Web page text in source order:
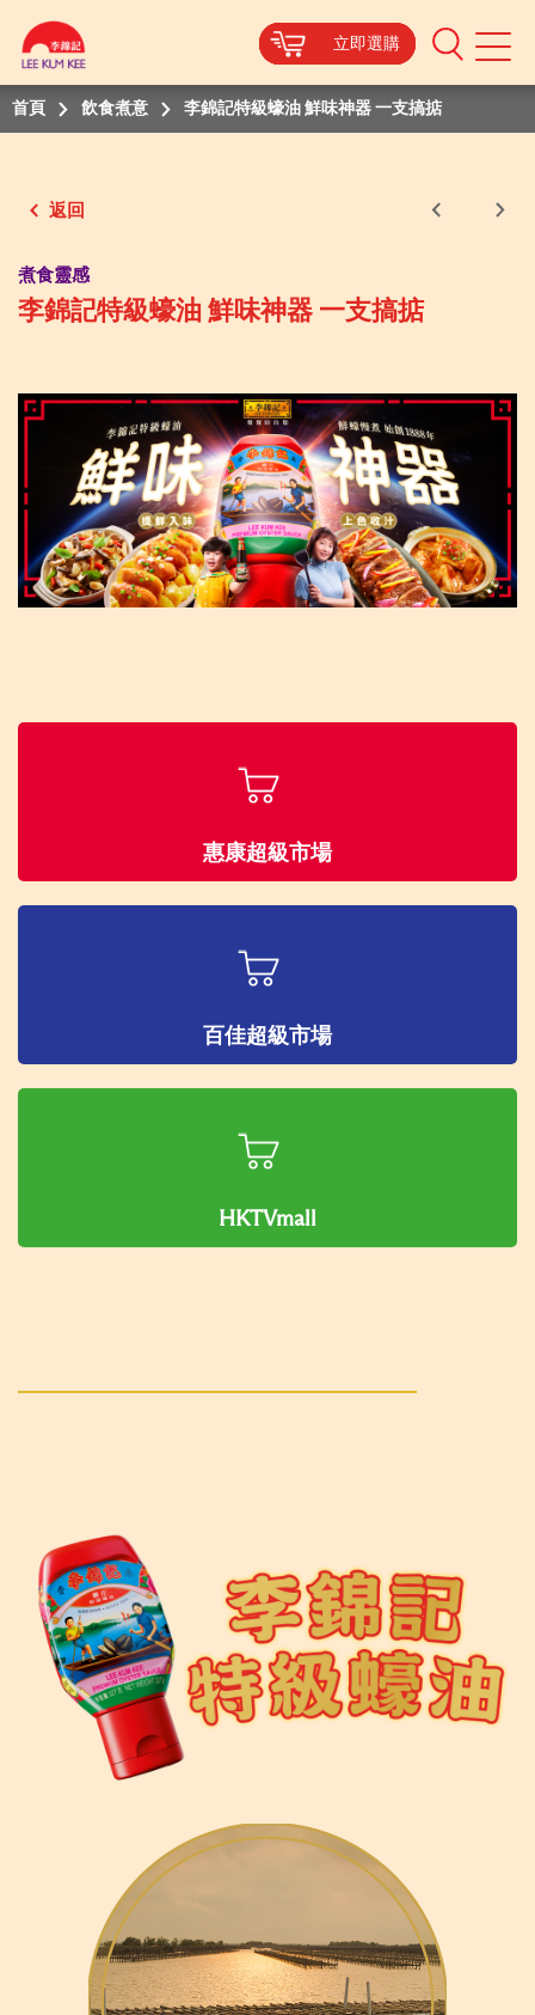
立即選購
Mobile
立即選購
立即選購
立即選購
首頁 飲食煮意 李錦記特級蠔油 鮮味神器 一支搞掂
返回
煮食靈感
李錦記特級蠔油 鮮味神器 一支搞掂
惠康超級市場
百佳超級市場
HKTVmall